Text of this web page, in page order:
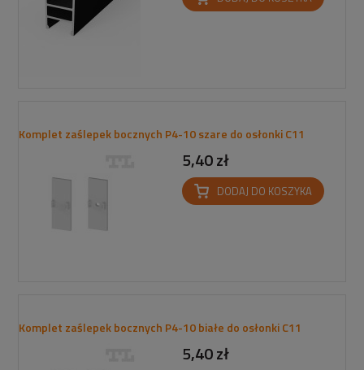
Komplet zaślepek bocznych P4-10 szare do osłonki C11
5,40 zł
DODAJ DO KOSZYKA
Komplet zaślepek bocznych P4-10 białe do osłonki C11
5,40 zł